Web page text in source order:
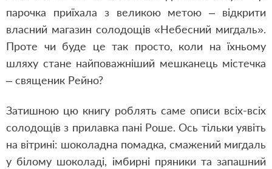
парочка приїхала з великою метою – відкрити
власний магазин солодощів «Небесний мигдаль».
Проте чи буде це так просто, коли на їхньому
шляху стане найповажніший мешканець містечка
– священик Рейно?
Затишною цю книгу роблять саме описи всіх-всіх
солодощів з прилавка пані Роше. Ось тільки уявіть
на вітрині: шоколадна помадка, смажений мигдаль
у білому шоколаді, імбирні пряники та запашний